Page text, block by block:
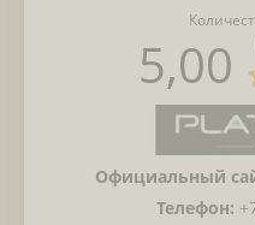
5,00
Официальный
Телефон: